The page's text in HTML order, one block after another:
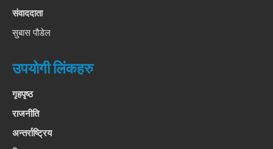
संवाददाता
सुबास पौडेल
उपयोगी लिंकहरु
गृहपृष्ठ
राजनीति
अन्तर्राष्ट्रिय